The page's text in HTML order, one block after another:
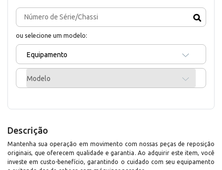
ou selecione um modelo:
Equipamento
Modelo
Descrição
Mantenha sua operação em movimento com nossas peças de reposição
originais, que oferecem qualidade e garantia. Ao adquirir este item, você
investe em custo-benefício, garantindo o cuidado com seu equipamento